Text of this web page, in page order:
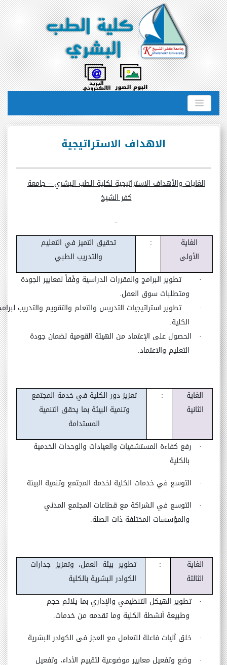
الاهداف الاستراتيجية
الغايات والأهداف الاستراتيجية لكلية الطب البشري – جامعة
كفر الشيخ
الغاية
الأولى
:
تحقيق التميز في التعليم
والتدريب الطبي
·
تطوير البرامج والمقررات الدراسية وفًقاً لمعايير الجودة
ومتطلبات سوق العمل.
·
تطوير استراتيجيات التدريس والتعلم والتقويم والتدريب
الكلية.
·
الحصول على الإعتماد من الهيئة القومية لضمان جودة
التعليم والاعتماد.
الغاية
الثانية
:
تعزيز دور الكلية في خدمة المجتمع
وتنمية البيئة بما يحقق التنمية
المستدامة
·
رفع كفاءة المستشفيات والعيادات والوحدات الخدمية
بالكلية
·
التوسع في خدمات الكلية لخدمة المجتمع وتنمية البيئة
·
التوسع في الشراكة مع قطاعات المجتمع المدني
والمؤسسات المختلفة ذات الصلة.
الغاية
الثالثة
:
تطوير بيئة العمل، وتعزيز جدارات
الكوادر البشرية بالكلية
· تطوير الهيكل التنظيمي والإداري بما يلائم حجم
وطبيعة أنشطة الكلية وما تقدمه من خدمات.
· خلق آليات فاعلة للتعامل مع العجز فى الكوادر البشرية
·
وضع وتفعيل معايير موضوعية لتقييم الأداء، وتفعيل